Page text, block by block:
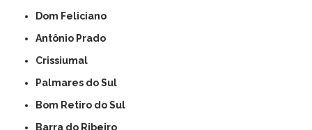
Dom Feliciano
Antônio Prado
Crissiumal
Palmares do Sul
Bom Retiro do Sul
Barra do Ribeiro